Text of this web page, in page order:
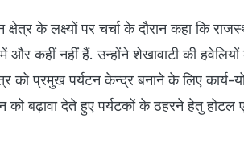
क्षेत्र के लक्ष्यों पर चर्चा के दौरान कहा कि
और कहीं नहीं हैं. उन्होंने शेखावाटी की
को प्रमुख पर्यटन केन्द्र बनाने के लिए कार्य-
को बढ़ावा देते हुए पर्यटकों के ठहरने हेतु होटल